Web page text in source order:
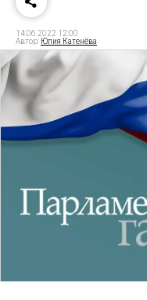
14.06.2022 12:00
Автор: Юлия Катенёва